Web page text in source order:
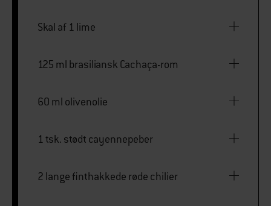
Skal af 1 lime
125 ml brasiliansk Cachaça-rom
60 ml olivenolie
1 tsk. stødt cayennepeber
2 lange finthakkede røde chilier